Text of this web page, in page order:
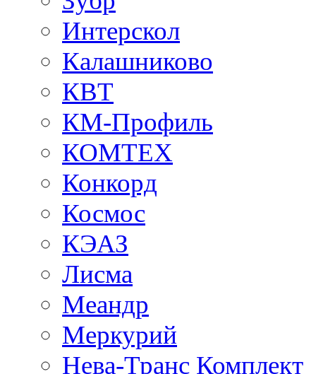
Интерскол
Калашниково
КВТ
КМ-Профиль
КОМТЕХ
Конкорд
Космос
КЭАЗ
Лисма
Меандр
Меркурий
Нева-Транс Комплект